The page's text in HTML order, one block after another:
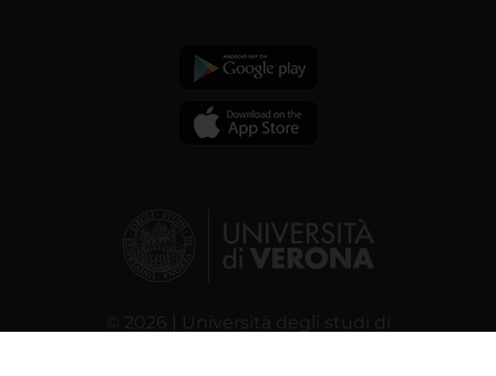
© 2026 | Università degli studi di